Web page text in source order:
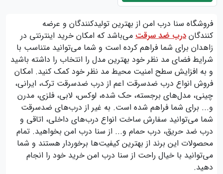
فروشگاه سنا درب امن از بهترین تولیدکنندگان و عرضه
کنندگان درب ضد سرقت می‌باشد که امکان خرید اینترنتی در
زاهدان برای شما فراهم کرده است و شما می‌توانید متناسب با
شرایط فضای مد نظر خود بهترین مدل را انتخاب را داشته باشید
و به افزایش سطح امنیت محیط مد نظر خود کمک کنید. امکان
فروش انواع درب ضدسرقت اعم از درب ضدسرقت ترک، ایرانی،
چینی، مدل‌های برجسته، حک شده، لوکس، لابی، فلزی، مدرن
و... برای شما فراهم شده است. به غیر از درب‌های ضدسرقت
شما می‌توانید سفارش ساخت انواع درب‌های داخلی، اتاقی و
درب ضد حریق، درب حمام و... از سنا درب امن بخواهید. تمام
محصولات این برند از بهترین کیفیت‌ها برخوردار هستند و شما
می‌توانید با خیال راحت از سنا درب امن خرید خود را انجام
دهید.